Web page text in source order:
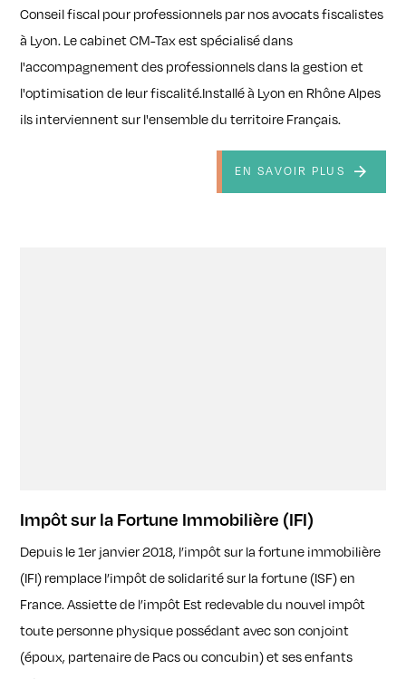
Conseil fiscal pour professionnels par nos avocats fiscalistes
à Lyon. Le cabinet CM-Tax est spécialisé dans
l'accompagnement des professionnels dans la gestion et
l'optimisation de leur fiscalité.Installé à Lyon en Rhône Alpes
ils interviennent sur l'ensemble du territoire Français.
EN SAVOIR PLUS
Impôt sur la Fortune Immobilière (IFI)
Depuis le 1er janvier 2018, l’impôt sur la fortune immobilière
(IFI) remplace l’impôt de solidarité sur la fortune (ISF) en
France. Assiette de l’impôt Est redevable du nouvel impôt
toute personne physique possédant avec son conjoint
(époux, partenaire de Pacs ou concubin) et ses enfants